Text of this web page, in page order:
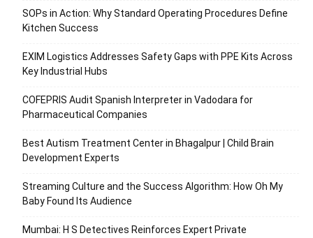
SOPs in Action: Why Standard Operating Procedures Define
Kitchen Success
EXIM Logistics Addresses Safety Gaps with PPE Kits Across
Key Industrial Hubs
COFEPRIS Audit Spanish Interpreter in Vadodara for
Pharmaceutical Companies
Best Autism Treatment Center in Bhagalpur | Child Brain
Development Experts
Streaming Culture and the Success Algorithm: How Oh My
Baby Found Its Audience
Mumbai: H S Detectives Reinforces Expert Private